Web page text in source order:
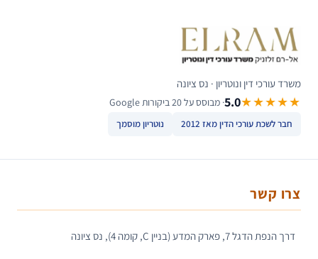
משרד עורכי דין ונוטריון · נס ציונה
★★★★★
5.0· מבוסס על 20 ביקורות Google
חבר לשכת עורכי הדין מאז 2012 נוטריון מוסמך
צרו קשר
דרך הנפת הדגל 7, פארק המדע (בניין C, קומה 4), נס ציונה